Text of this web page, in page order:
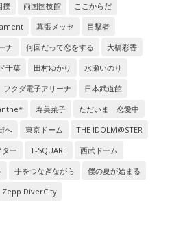
撲 両国国技館
ここからだ
幕張メッセ
目撃者
ナ
何回だって恋をする
大橋彩香
千葉
田村ゆかり
水瀬いのり
フクダ電子アリーナ
日本武道館
寿美菜子
ただいま 恋愛中
へ 東京ドーム
THE IDOLM@STER
ー
T-SQUARE
西武ドーム
手をつなぎながら
僕の夏が始まる
Zepp DiverCity